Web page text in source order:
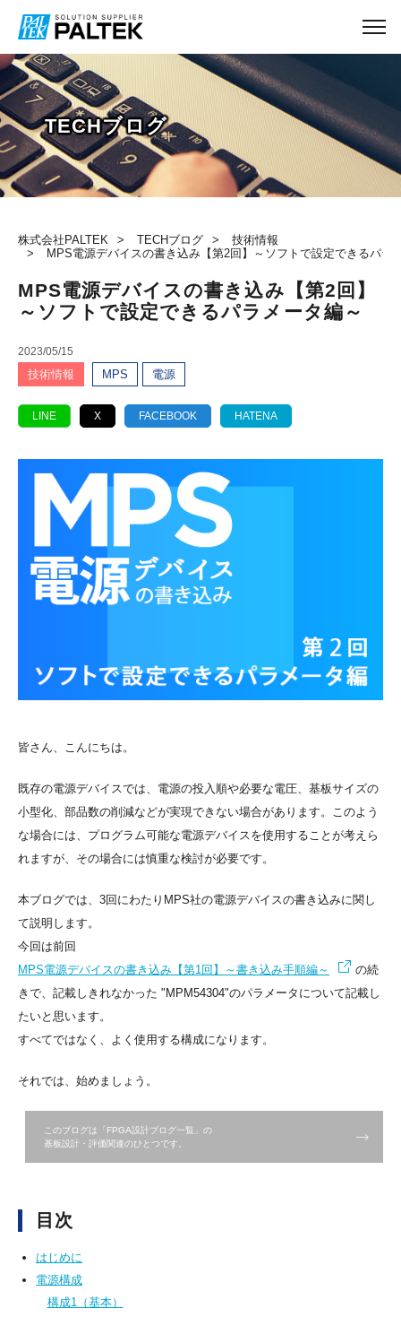
株式会社PALTEK TECHブログ
技術情報
MPS電源デバイスの書き込み【第2回】～ソフトで設定できるパラ
TECHブログ
MPS電源デバイスの書き込み【第2回】
～ソフトで設定できるパラメータ編～
2023/05/15
技術情報 MPS 電源
LINE X FACEBOOK HATENA
皆さん、こんにちは。
既存の電源デバイスでは、電源の投入順や必要な電圧、基板サイズの
小型化、部品数の削減などが実現できない場合があります。このよう
な場合には、プログラム可能な電源デバイスを使用することが考えら
れますが、その場合には慎重な検討が必要です。
本ブログでは、3回にわたりMPS社の電源デバイスの書き込みに関し
て説明します。
今回は前回
MPS電源デバイスの書き込み【第1回】～書き込み手順編～
の続
きで、記載しきれなかった "MPM54304"のパラメータについて記載し
たいと思います。
すべてではなく、よく使用する構成になります。
それでは、始めましょう。
このブログは「FPGA設計ブログ一覧」の
基板設計・評価関連のひとつです。
目次
はじめに
電源構成
構成1（基本）